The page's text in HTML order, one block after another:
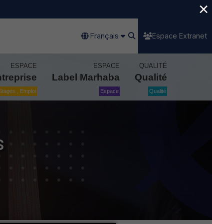
Français Espace Extranet
ESPACE
, Emploi
ESPACE
Label Marhaba
Espace
QUALITÉ
Qualité
Qualité
×